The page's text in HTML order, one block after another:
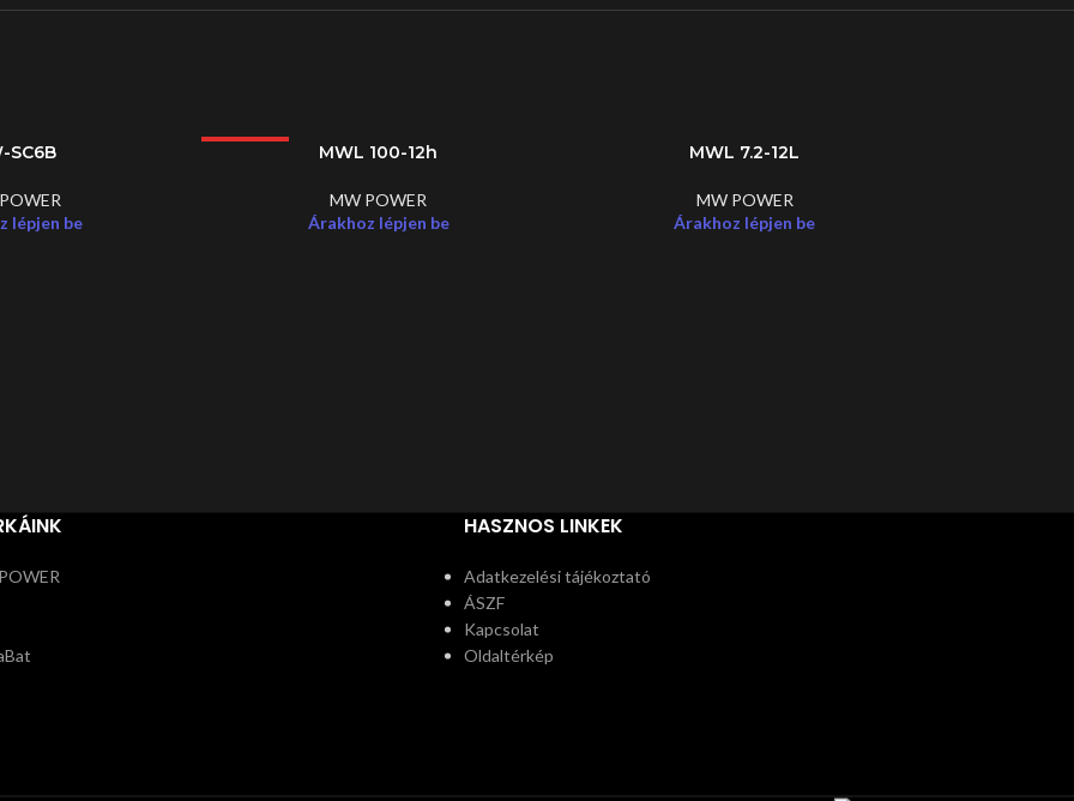
SC6B
lépjen be
MWL 100-12h
MW POWER
Árakhoz lépjen be
MWL 7.2-12L
MW POWER
Árakhoz lépjen be
HASZNOS LINKEK
Adatkezelési tájékoztató
ÁSZF
Kapcsolat
Oldaltérkép